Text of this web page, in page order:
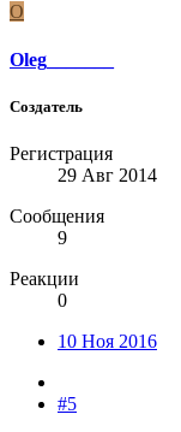
O
Oleg_______
Создатель
Регистрация
29 Авг 2014
Сообщения
9
Реакции
0
10 Ноя 2016
#5